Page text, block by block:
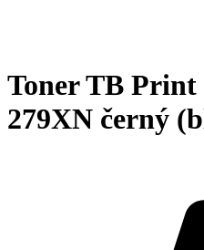
Toner TB
279XN černý